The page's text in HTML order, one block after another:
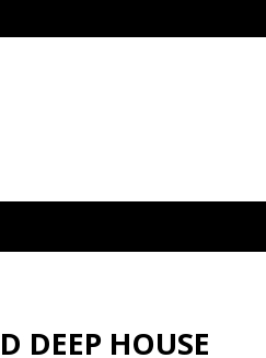
DEEP HOUSE